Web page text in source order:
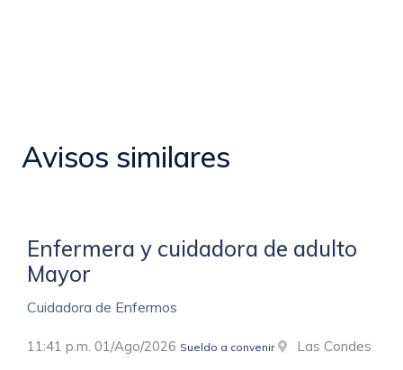
Avisos similares
Enfermera y cuidadora de adulto
Mayor
Cuidadora de Enfermos
11:41 p.m. 01/Ago/2026 Sueldo a convenir Las Condes